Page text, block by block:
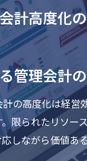
計高度化
管理会計
の高度化は経
限られたリソ
しながら価値